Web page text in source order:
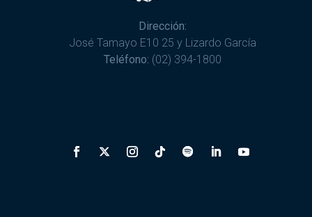
Dirección:
José Tamayo E10 25 y Lizardo García
Teléfono: (02) 394-1800